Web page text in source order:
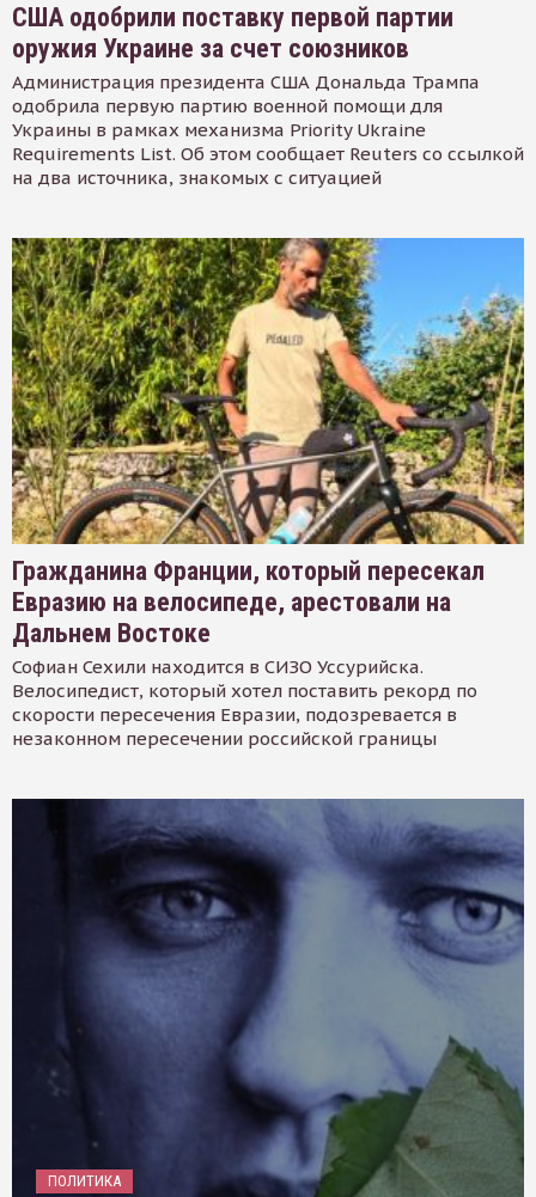
США одобрили поставку первой партии
оружия Украине за счет союзников
Администрация президента США Дональда Трампа
одобрила первую партию военной помощи для
Украины в рамках механизма Priority Ukraine
Requirements List. Об этом сообщает Reuters со ссылкой
на два источника, знакомых с ситуацией
Гражданина Франции, который пересекал
Евразию на велосипеде, арестовали на
Дальнем Востоке
Софиан Сехили находится в СИЗО Уссурийска.
Велосипедист, который хотел поставить рекорд по
скорости пересечения Евразии, подозревается в
незаконном пересечении российской границы
ПОЛИТИКА